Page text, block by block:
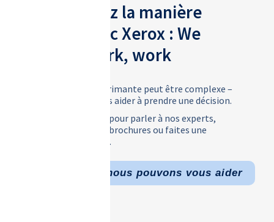
Découvrez la manière
dont, avec Xerox : We
make work, work
Acheter une imprimante peut être complexe –
laissez-nous vous aider à prendre une décision.
Contactez-nous pour parler à nos experts,
téléchargez nos brochures ou faites une
demande de tarif.
Comment nous pouvons vous aider